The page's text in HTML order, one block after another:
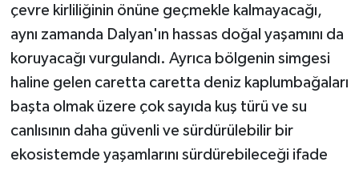
çevre kirliliğinin önüne geçmekle kalmayacağı,
aynı zamanda Dalyan'ın hassas doğal yaşamını da
koruyacağı vurgulandı. Ayrıca bölgenin simgesi
haline gelen caretta caretta deniz kaplumbağaları
başta olmak üzere çok sayıda kuş türü ve su
canlısının daha güvenli ve sürdürülebilir bir
ekosistemde yaşamlarını sürdürebileceği ifade